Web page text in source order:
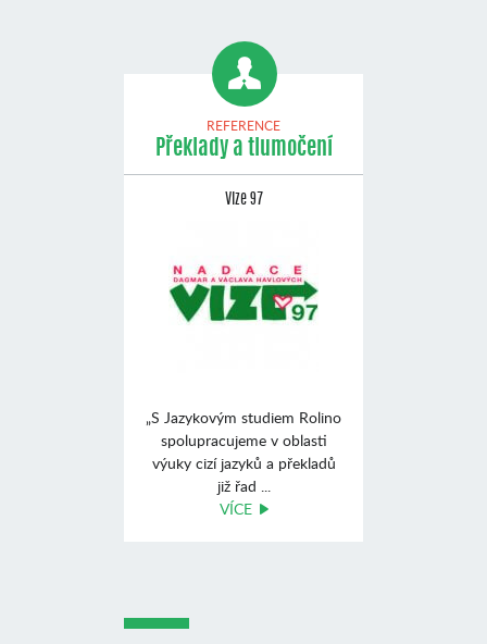
REFERENCE
Překlady a tlumočení
Vize 97
„S Jazykovým studiem Rolino
spolupracujeme v oblasti
výuky cizí jazyků a překladů
již řad ...
VÍCE